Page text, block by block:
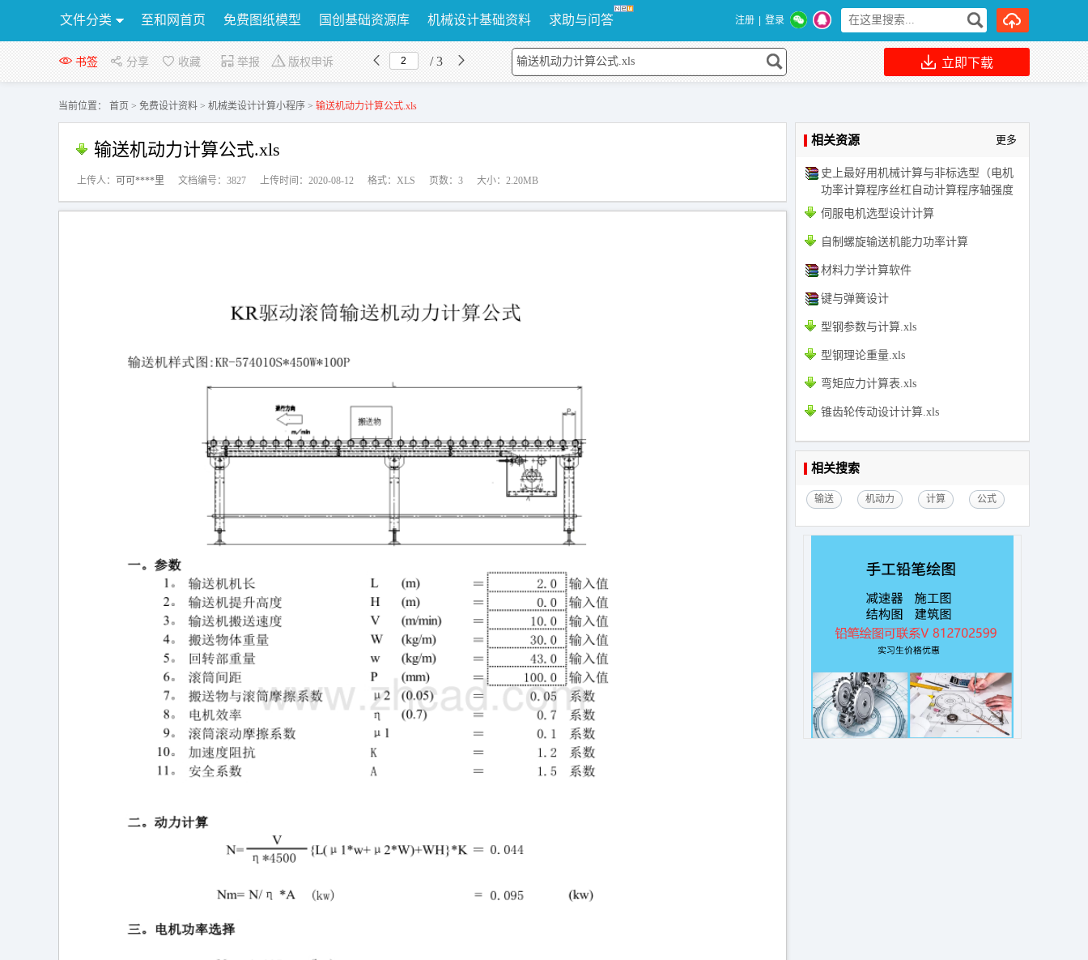
文件分类 至和网首页 免费图纸模型 国创基础资源库 机械设计基础资料 求助与问答
行业资讯 公告 联系我们
注册 登录
书签 分享 收藏 举报 版权申诉 / 3 立即下载
当前位置： 首页 > 免费设计资料 > 机械类设计计算小程序 > 输送机动力计算公式.xls
输送机动力计算公式.xls
上传人： 可可****里 文档编号：3827 上传时间：2020-08-12 格式：XLS 页数：3 大小：2.20MB
相关资源 更多
史上最好用机械计算与非标选型（电机
功率计算程序丝杠自动计算程序轴强度
校核程序等）
伺服电机选型设计计算
自制螺旋输送机能力功率计算
材料力学计算软件
键与弹簧设计
型钢参数与计算.xls
型钢理论重量.xls
弯矩应力计算表.xls
锥齿轮传动设计计算.xls
相关搜索
输送 机动力 计算 公式